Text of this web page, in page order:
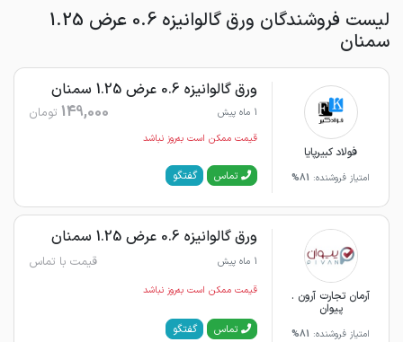
لیست فروشندگان ورق گالوانیزه 0.6 عرض 1.25
سمنان
فولاد کبیرپایا
امتیاز فروشنده: 81%
ورق گالوانیزه 0.6 عرض 1.25 سمنان
1 ماه پیش 149,000 تومان
قیمت ممکن است به‌روز نباشد
تماس گفتگو
آرمان تجارت آرون .
پیوان
امتیاز فروشنده: 81%
ورق گالوانیزه 0.6 عرض 1.25 سمنان
1 ماه پیش قیمت با تماس
قیمت ممکن است به‌روز نباشد
تماس گفتگو